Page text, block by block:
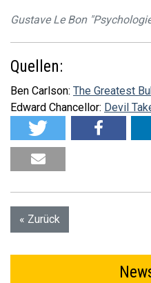
Gustave Le Bon
Quellen:
Ben Carlson: The Greatest
Edward Chancellor: Devil
« Zurück